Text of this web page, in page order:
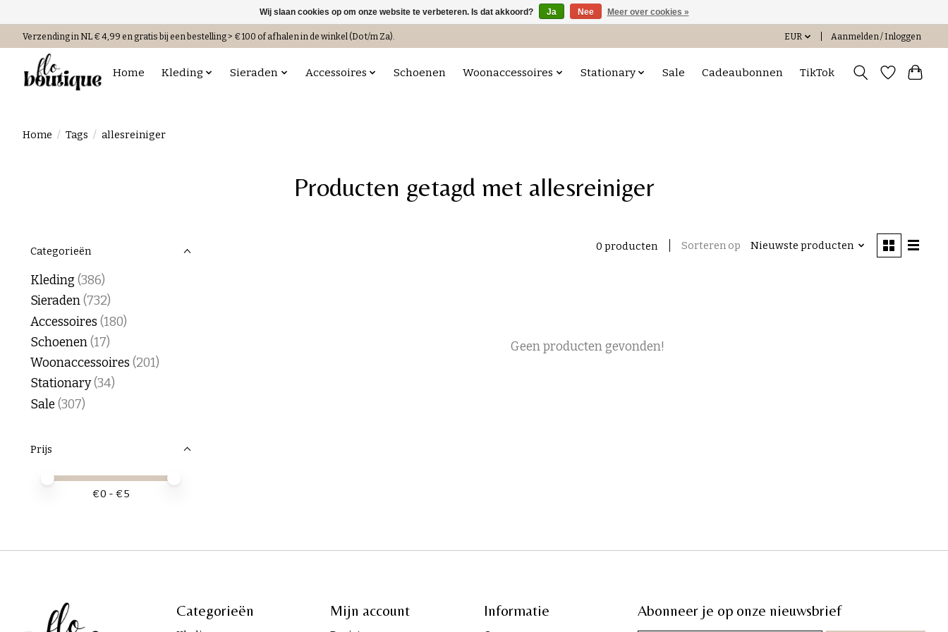
Verzending in NL € 4,99 en gratis bij een bestelling > € 100 of afhalen in de winkel (Do t/m Za). EUR Aanmelden / Inloggen
Home Kleding Sieraden Accessoires Schoenen Woonaccessoires Stationary Sale Cadeaubonnen TikTok
Home / Tags / allesreiniger
Producten getagd met allesreiniger
Categorieën
Kleding(386)
Sieraden(732)
Accessoires (180)
Schoenen(17)
Woonaccessoires (201)
Stationary(34)
Sale(307)
Prijs
Minimale prijswaarde
Price maximum value
€0 - €5
0 producten Sorteren op Nieuwste producten
Geen producten gevonden!
Categorieën Mijn account Informatie Abonneer je op onze nieuwsbrief
Wij slaan cookies op om onze website te verbeteren. Is dat akkoord? Ja Nee Meer over cookies »